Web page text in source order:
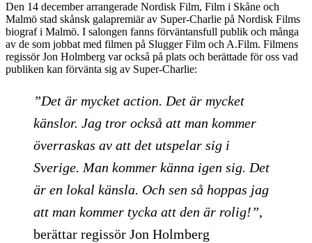
Den 14 december arrangerade Nordisk Film, Film i Skåne och
Malmö stad skånsk galapremiär av Super-Charlie på Nordisk Films
biograf i Malmö. I salongen fanns förväntansfull publik och många
av de som jobbat med filmen på Slugger Film och A.Film. Filmens
regissör Jon Holmberg var också på plats och berättade för oss vad
publiken kan förvänta sig av Super-Charlie:
”Det är mycket action. Det är mycket
känslor. Jag tror också att man kommer
överraskas av att det utspelar sig i
Sverige. Man kommer känna igen sig. Det
är en lokal känsla. Och sen så hoppas jag
att man kommer tycka att den är rolig!”,
berättar regissör Jon Holmberg